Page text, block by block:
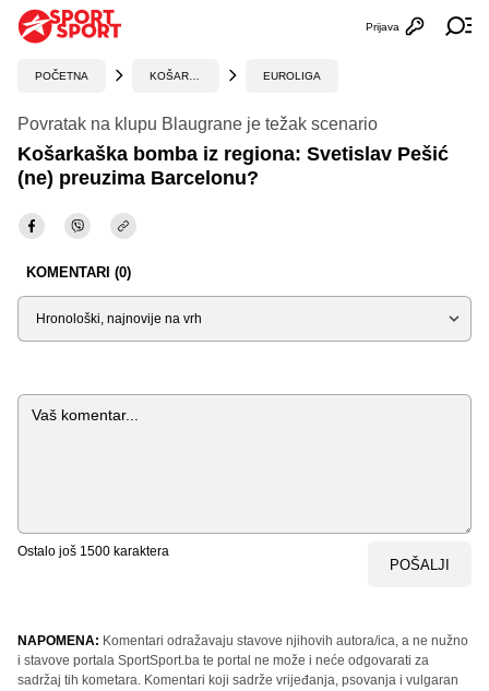
Otvori
Prijava
POČETNA EUROLIGA
Povratak na klupu Blaugrane je težak scenario
Košarkaška bomba iz regiona: Svetislav Pešić
(ne) preuzima Barcelonu?
KOMENTARI (0)
Sortiraj
Komentar
Ostalo još 1500 karaktera
POŠALJI
NAPOMENA: Komentari odražavaju stavove njihovih autora/ica, a ne nužno
i stavove portala SportSport.ba te portal ne može i neće odgovarati za
sadržaj tih kometara. Komentari koji sadrže vrijeđanja, psovanja i vulgaran